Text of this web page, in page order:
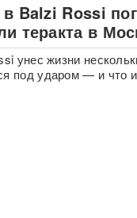
Balzi Rossi
теракта в
унес жизни
под ударом — и что